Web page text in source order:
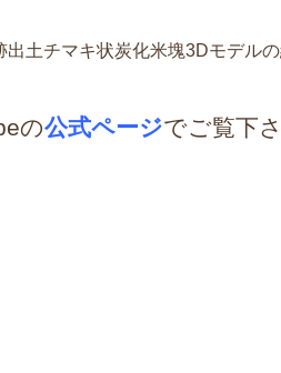
土チマキ状炭化米塊3Dモデル
の公式ページでご覧下